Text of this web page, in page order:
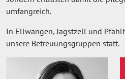
umfangreich.
In Ellwangen, Jagstzell und
unsere Betreuungsgruppen statt.